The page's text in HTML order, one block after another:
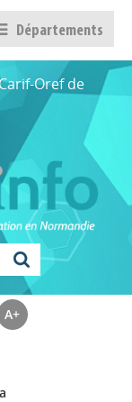
Départements
Oref de
A+